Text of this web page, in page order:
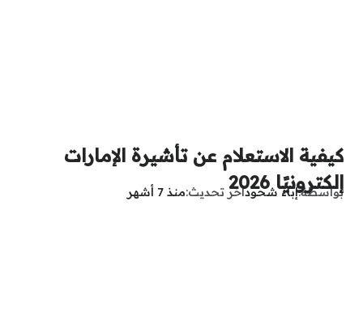
كيفية الاستعلام عن تأشيرة الإمارات
إلكترونيًا 2026
بواسطةإباء شحودآخر تحديث منذ 7 أشهر